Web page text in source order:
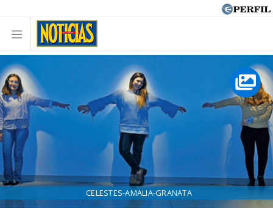
CELESTES-AMALIA-GRANATA